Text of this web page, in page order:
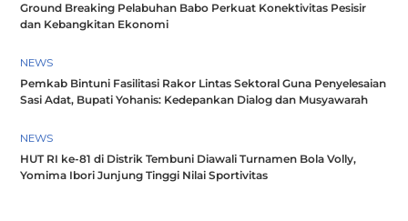
Ground Breaking Pelabuhan Babo Perkuat Konektivitas Pesisir
dan Kebangkitan Ekonomi
NEWS
Pemkab Bintuni Fasilitasi Rakor Lintas Sektoral Guna Penyelesaian
Sasi Adat, Bupati Yohanis: Kedepankan Dialog dan Musyawarah
NEWS
HUT RI ke-81 di Distrik Tembuni Diawali Turnamen Bola Volly,
Yomima Ibori Junjung Tinggi Nilai Sportivitas